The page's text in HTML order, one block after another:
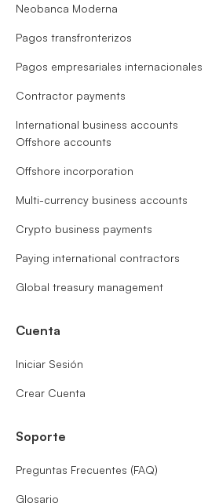
Neobanca Moderna
Pagos transfronterizos
Pagos empresariales internacionales
Contractor payments
International business accounts
Offshore accounts
Offshore incorporation
Multi-currency business accounts
Crypto business payments
Paying international contractors
Global treasury management
Cuenta
Iniciar Sesión
Crear Cuenta
Soporte
Preguntas Frecuentes (FAQ)
Glosario